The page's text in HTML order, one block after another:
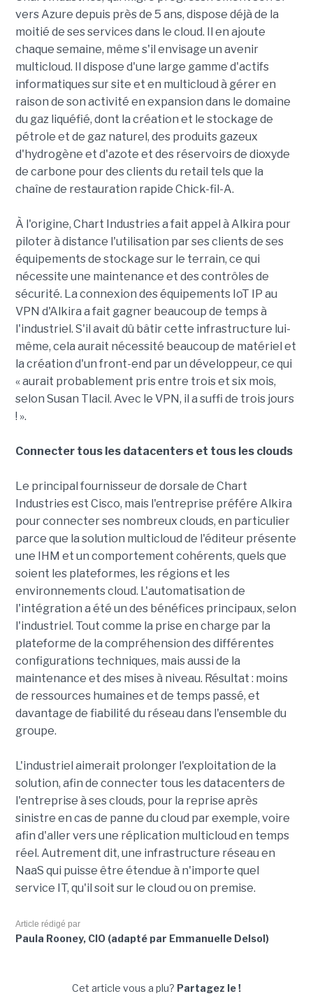
vers Azure depuis près de 5 ans, dispose déjà de la
moitié de ses services dans le cloud. Il en ajoute
chaque semaine, même s'il envisage un avenir
multicloud. Il dispose d'une large gamme d'actifs
informatiques sur site et en multicloud à gérer en
raison de son activité en expansion dans le domaine
du gaz liquéfié, dont la création et le stockage de
pétrole et de gaz naturel, des produits gazeux
d'hydrogène et d'azote et des réservoirs de dioxyde
de carbone pour des clients du retail tels que la
chaîne de restauration rapide Chick-fil-A.
À l'origine, Chart Industries a fait appel à Alkira pour
piloter à distance l'utilisation par ses clients de ses
équipements de stockage sur le terrain, ce qui
nécessite une maintenance et des contrôles de
sécurité. La connexion des équipements IoT IP au
VPN d'Alkira a fait gagner beaucoup de temps à
l'industriel. S'il avait dû bâtir cette infrastructure lui-
même, cela aurait nécessité beaucoup de matériel et
la création d'un front-end par un développeur, ce qui
« aurait probablement pris entre trois et six mois,
selon Susan Tlacil. Avec le VPN, il a suffi de trois jours
! ».
Connecter tous les datacenters et tous les clouds
Le principal fournisseur de dorsale de Chart
Industries est Cisco, mais l'entreprise préfére Alkira
pour connecter ses nombreux clouds, en particulier
parce que la solution multicloud de l'éditeur présente
une IHM et un comportement cohérents, quels que
soient les plateformes, les régions et les
environnements cloud. L'automatisation de
l'intégration a été un des bénéfices principaux, selon
l'industriel. Tout comme la prise en charge par la
plateforme de la compréhension des différentes
configurations techniques, mais aussi de la
maintenance et des mises à niveau. Résultat : moins
de ressources humaines et de temps passé, et
davantage de fiabilité du réseau dans l'ensemble du
groupe.
L'industriel aimerait prolonger l'exploitation de la
solution, afin de connecter tous les datacenters de
l'entreprise à ses clouds, pour la reprise après
sinistre en cas de panne du cloud par exemple, voire
afin d'aller vers une réplication multicloud en temps
réel. Autrement dit, une infrastructure réseau en
NaaS qui puisse être étendue à n'importe quel
service IT, qu'il soit sur le cloud ou on premise.
Article rédigé par
Paula Rooney, CIO (adapté par Emmanuelle Delsol)
Cet article vous a plu? Partagez le !